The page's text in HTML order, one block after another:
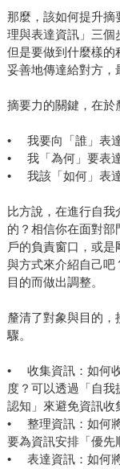
那麼，該如何提升摘
理與表達資訊」三個
但是要做到什麼樣的
妥善地傳達給對方，
摘要力的關鍵，在於
• 我要向「誰」表
• 我「為何」要表
• 我該「如何」表
比方說，在進行自
的？相信你在面對
戶的負責窗口，或
與方式來介紹自己吧
目的而做出調整。
釐清了對象與目的
驟。
• 收集資訊：如何
度？可以透過「自
認知」來避免資訊收
• 整理資訊：如何
要為資訊安排「優先
• 表達資訊：如何